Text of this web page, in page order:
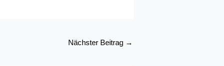
Nächster Beitrag →